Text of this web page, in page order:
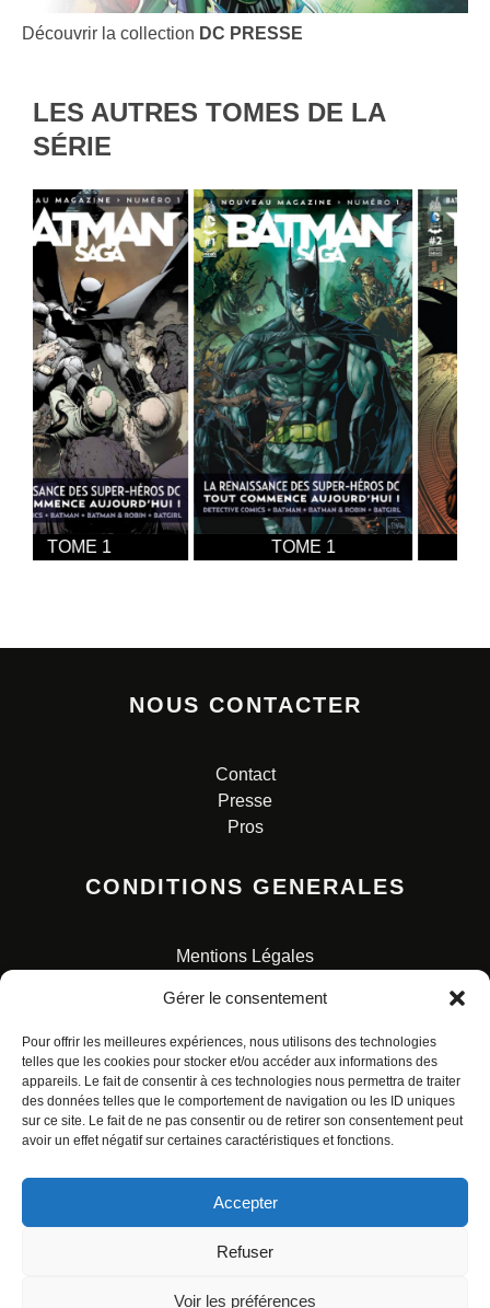
Gérer le consentement
Pour offrir les meilleures expériences, nous utilisons des technologies
telles que les cookies pour stocker et/ou accéder aux informations des
appareils. Le fait de consentir à ces technologies nous permettra de traiter
des données telles que le comportement de navigation ou les ID uniques
sur ce site. Le fait de ne pas consentir ou de retirer son consentement peut
avoir un effet négatif sur certaines caractéristiques et fonctions.
Accepter
Refuser
Voir les préférences
Découvrir la collection DC PRESSE
LES AUTRES TOMES DE LA
SÉRIE
NOUS CONTACTER
Contact
Presse
Pros
CONDITIONS GENERALES
Mentions Légales
Charte pour la protection des données personnelles
© ALL RIGHTS RESERVED. URBAN COMICS POUR LES